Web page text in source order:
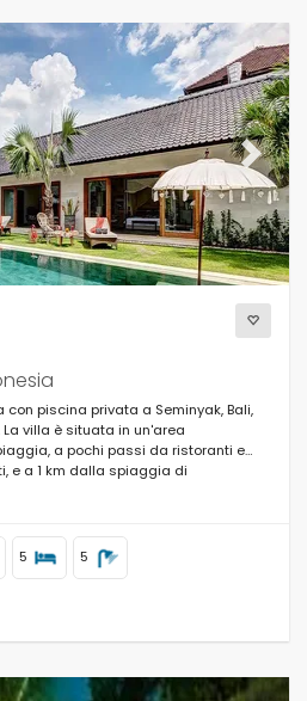
Next
piscina privata a Seminyak, Bali,
La villa è situata in un'area
a pochi passi da ristoranti e
e a 1 km dalla spiaggia di
5 5